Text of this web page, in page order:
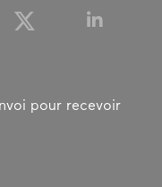
pour recevoir